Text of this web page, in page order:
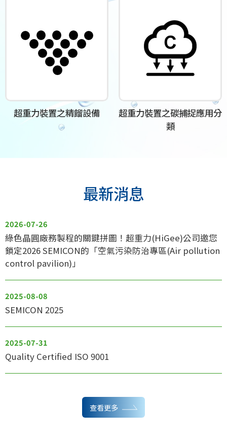
超重力裝置之精餾設備
超重力裝置之碳捕捉應用分
類
最新消息
2026-07-26
綠色晶圓廠務製程的關鍵拼圖！超重力(HiGee)公司邀您
鎖定2026 SEMICON的「空氣污染防治專區(Air pollution
control pavilion)」
2025-08-08
SEMICON 2025
2025-07-31
Quality Certified ISO 9001
查看更多